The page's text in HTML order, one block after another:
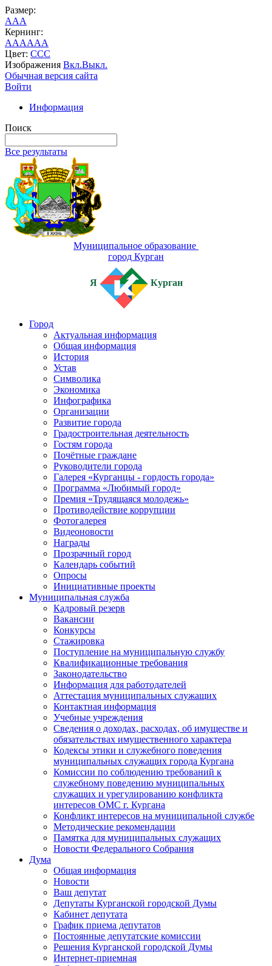
Размер:
AAA
Кернинг:
AAAAAA
Цвет: CCC
Изображения Вкл.Выкл.
Обычная версия сайта
Войти
Информация
Поиск
Все результаты
Муниципальное образование
город Курган
Я Курган
Город
Актуальная информация
Общая информация
История
Устав
Символика
Экономика
Инфографика
Организации
Развитие города
Градостроительная деятельность
Гостям города
Почётные граждане
Руководители города
Галерея «Курганцы - гордость города»
Программа «Любимый город»
Премия «Трудящаяся молодежь»
Противодействие коррупции
Фотогалерея
Видеоновости
Награды
Прозрачный город
Календарь событий
Опросы
Инициативные проекты
Муниципальная служба
Кадровый резерв
Вакансии
Конкурсы
Стажировка
Поступление на муниципальную службу
Квалификационные требования
Законодательство
Информация для работодателей
Аттестация муниципальных служащих
Контактная информация
Учебные учреждения
Сведения о доходах, расходах, об имуществе и
обязательствах имущественного характера
Кодексы этики и служебного поведения
муниципальных служащих города Кургана
Комиссии по соблюдению требований к
служебному поведению муниципальных
служащих и урегулированию конфликта
интересов ОМС г. Кургана
Конфликт интересов на муниципальной службе
Методические рекомендации
Памятка для муниципальных служащих
Новости Федерального Cобрания
Дума
Общая информация
Новости
Ваш депутат
Депутаты Курганской городской Думы
Кабинет депутата
График приема депутатов
Постоянные депутатские комиссии
Решения Курганской городской Думы
Интернет-приемная